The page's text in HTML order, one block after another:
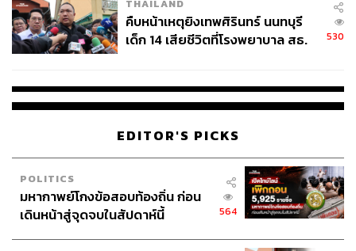
https://www.runnersworld.com/uk/training/marathon/a
71027488/sebastian-sawe-training-cycle/
Workout
Nutrition Training
Long Run
Running
London Marathon
นักวิ่ง
THAILAND
คืบหน้าเหตุยิงเทพศิรินทร์ นนทบุรี
เด็ก 14 เสียชีวิตที่โรงพยาบาล สธ.
530
EDITOR'S PICKS
POLITICS
มหากาพย์โกงข้อสอบท้องถิ่น ก่อน
เดินหน้าสู่จุดจบในสัปดาห์นี้
564